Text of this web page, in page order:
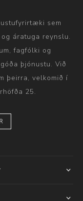
sem
áratuga reynslu.
fagfólki og
þjónustu. Við
þeirra, velkomið í
25.